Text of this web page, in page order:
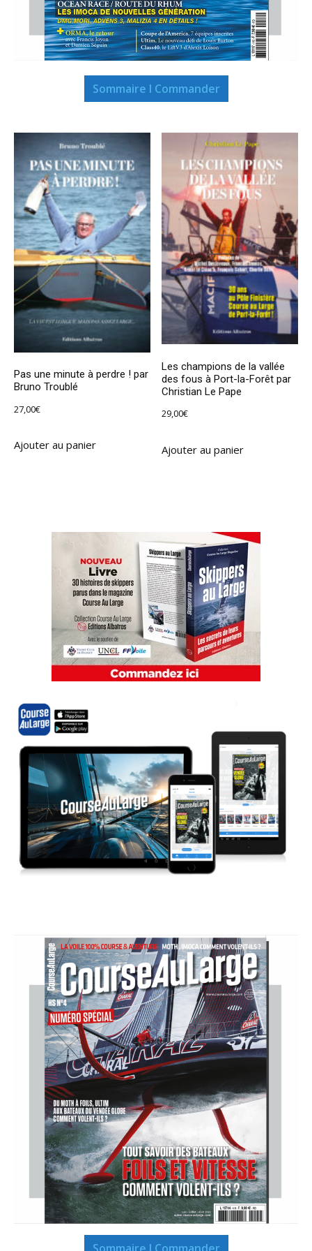
Sommaire I Commander
Pas une minute à perdre ! par
Bruno Troublé
27,00€
Ajouter au panier
Les champions de la vallée
des fous à Port-la-Forêt par
Christian Le Pape
29,00€
Ajouter au panier
Sommaire I Commander